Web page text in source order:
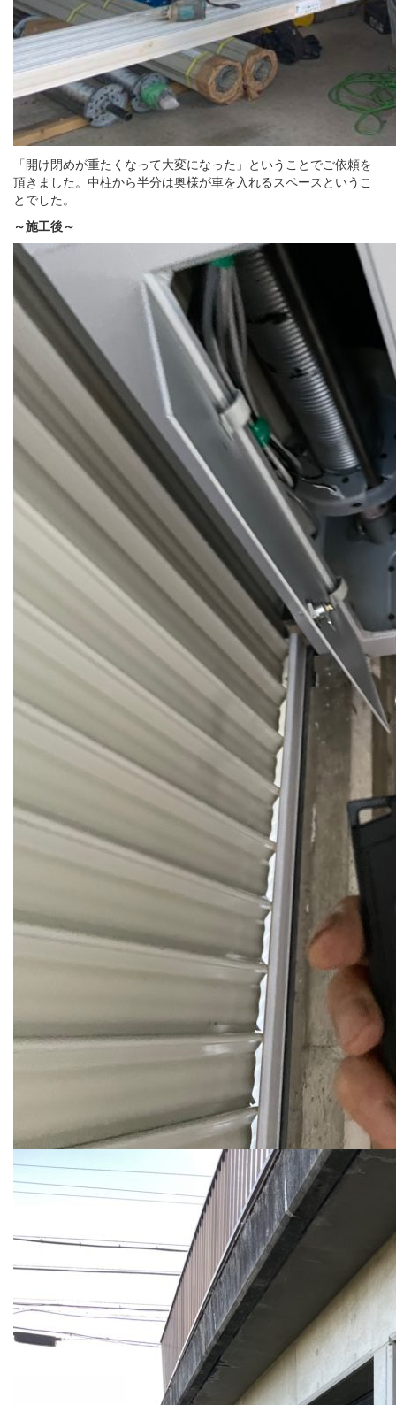
「開け閉めが重たくなって大変になった」ということでご依頼を
頂きました。中柱から半分は奥様が車を入れるスペースというこ
とでした。
～施工後～